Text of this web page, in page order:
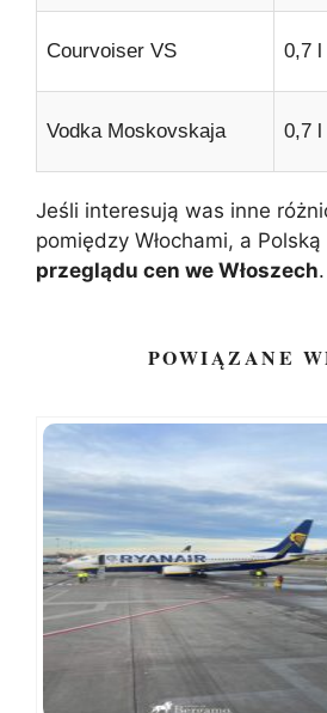
Courvoiser VS 0,7 l
Vodka Moskovskaja 0,7 l
Jeśli interesują was inne
pomiędzy Włochami, a Polską
przeglądu cen we Włoszech.
POWIĄZANE